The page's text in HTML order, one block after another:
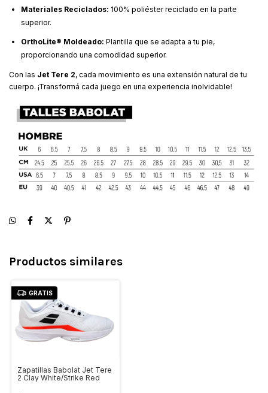
Materiales Reciclados: 100% poliéster reciclado en la parte
superior.
OrthoLite® Moldeado: Plantilla que se adapta a tu pie,
proporcionando una comodidad superior.
Con las Jet Tere 2, cada movimiento es una extensión natural de tu
cuerpo. ¡Transformá cada juego en una experiencia inolvidable!
Productos similares
GRATIS
Zapatillas Babolat Jet Tere
2 Clay White/Strike Red